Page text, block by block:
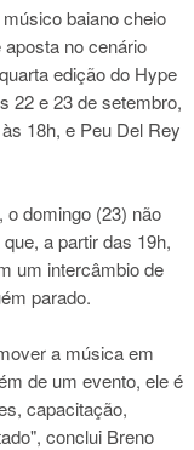
baiano cheio
no cenário
edição do Hype
22 e 23 de setembro,
18h, e Peu Del Rey
domingo (23) não
a partir das 19h,
um intercâmbio de
parado.
a música em
de um evento, ele é
capacitação,
conclui Breno